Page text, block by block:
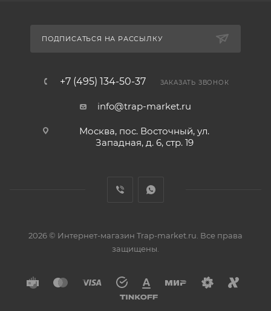
ПОДПИСАТЬСЯ НА РАССЫЛКУ
+7 (495) 134-50-37 ЗАКАЗАТЬ ЗВОНОК
info@trap-market.ru
Москва, пос. Восточный, ул.
Западная, д. 6, стр. 19
2026 © Интернет-магазин Trap-market.ru. Все права
защищены.